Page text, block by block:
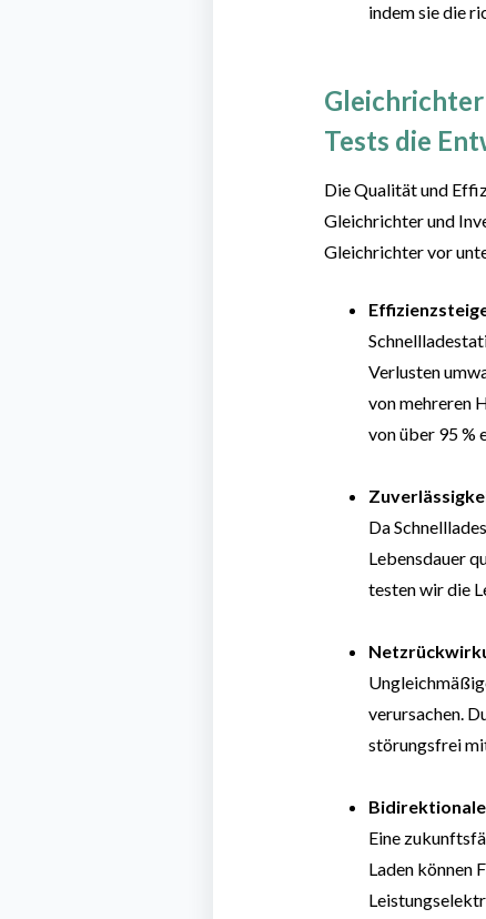
indem sie die
Gleichrichter
Tests die
Die Qualität und
Gleichrichterund
Gleichrichter vor
Verlusten
von mehreren
von über 95 %
Da
Lebensdauer
testen wir die
verursachen.
störungsfrei
Eine
Laden können